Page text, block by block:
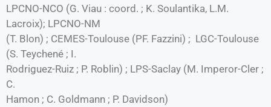
LPCNO-NCO (G. Viau : coord. ; K. Soulantika, L.M.
Lacroix); LPCNO-NM
(T. Blon) ; CEMES-Toulouse (PF. Fazzini) ; LGC-Toulouse
(S. Teychené ; I.
Rodriguez-Ruiz ; P. Roblin) ; LPS-Saclay (M. Imperor-Cler ;
C.
Hamon ; C. Goldmann ; P. Davidson)